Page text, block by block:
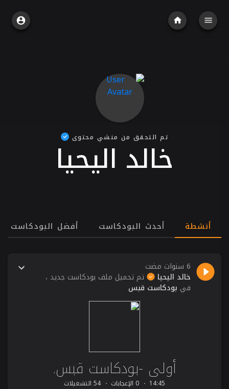
تم التحقق من منشي محتوى
خالد اليحيا
أنشطة أحدث البودكاست أفضل البودكاست
6 سنوات مضت
خالد اليحيا تم تحميل ملف بودكاست جديد ،
في بودكاست قبس
أولى -بودكاست قبس.
14:45 0 الإعجابات 54 التشغيلات